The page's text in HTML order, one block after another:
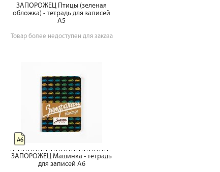
ЗАПОРОЖЕЦ Птицы (зеленая
обложка) - тетрадь для записей
А5
Товар более недоступен для заказа
ЗАПОРОЖЕЦ Машинка - тетрадь
для записей А6
А6